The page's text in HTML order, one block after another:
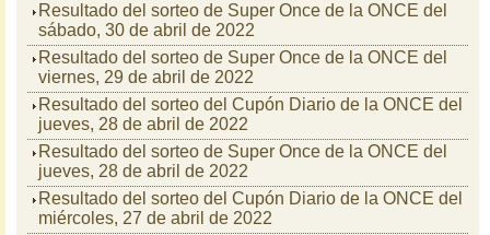
Resultado del sorteo de Super Once de la ONCE del
sábado, 30 de abril de 2022
Resultado del sorteo de Super Once de la ONCE del
viernes, 29 de abril de 2022
Resultado del sorteo del Cupón Diario de la ONCE del
jueves, 28 de abril de 2022
Resultado del sorteo de Super Once de la ONCE del
jueves, 28 de abril de 2022
Resultado del sorteo del Cupón Diario de la ONCE del
miércoles, 27 de abril de 2022